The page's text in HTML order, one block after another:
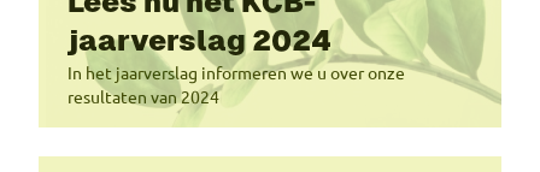
jaarverslag 2024
In het jaarverslag informeren we u over onze
resultaten van 2024